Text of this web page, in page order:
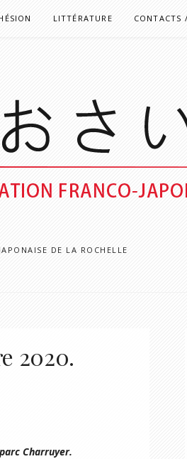
LITTÉRATURE CONTACTS
DE LA ROCHELLE
2020.
Charruyer.